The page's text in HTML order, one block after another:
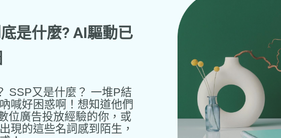
是什麼? AI驅動已
SSP又是什麼？ 一堆P結
喊好困惑啊！想知道他們
位廣告投放經驗的你，或
現的這些名詞感到陌生，